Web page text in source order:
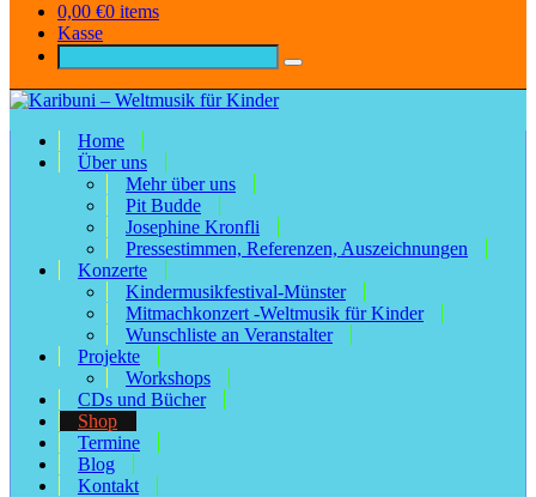
0,00 €0 items
Kasse
Home
Über uns
Mehr über uns
Pit Budde
Josephine Kronfli
Pressestimmen, Referenzen, Auszeichnungen
Konzerte
Kindermusikfestival-Münster
Mitmachkonzert -Weltmusik für Kinder
Wunschliste an Veranstalter
Projekte
Workshops
CDs und Bücher
Shop
Termine
Blog
Kontakt